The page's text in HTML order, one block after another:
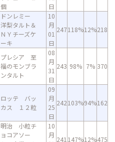
個
日
ドンレミー
洋梨タルト＆
ＮＹチーズケ
ーキ
10
月
01
日
247118%12%218
プレシア 至
福のモンブラ
ンタルト
08
月
31
日
243 98% 7% 370
ロッテ バッ
カス １２粒
09
月
25
日
242103%94%162
明治 小粒チ
ョコアソー
10
月
241 147%12%475